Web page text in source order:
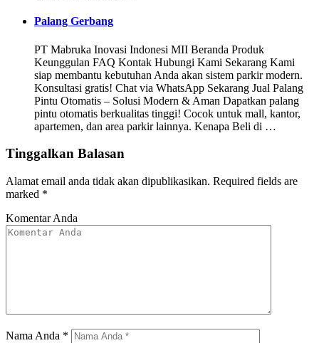
Palang Gerbang
PT Mabruka Inovasi Indonesi MII Beranda Produk
Keunggulan FAQ Kontak Hubungi Kami Sekarang Kami
siap membantu kebutuhan Anda akan sistem parkir modern.
Konsultasi gratis! Chat via WhatsApp Sekarang Jual Palang
Pintu Otomatis – Solusi Modern & Aman Dapatkan palang
pintu otomatis berkualitas tinggi! Cocok untuk mall, kantor,
apartemen, dan area parkir lainnya. Kenapa Beli di …
Tinggalkan Balasan
Alamat email anda tidak akan dipublikasikan. Required fields are
marked *
Komentar Anda
Nama Anda *